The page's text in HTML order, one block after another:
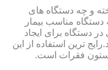
و چه دستگاه های
مناسب بیمار
دستگاه برای ایجاد
ترین استفاده از این
ستون فقرات است.